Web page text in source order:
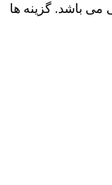
می باشد. گزینه ها